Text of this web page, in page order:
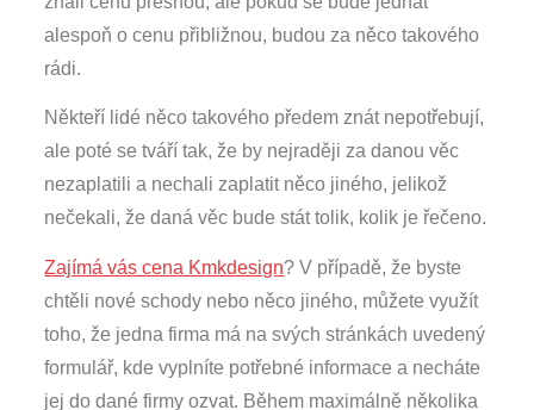
alespoň o cenu přibližnou, budou za něco takového
rádi.
Někteří lidé něco takového předem znát nepotřebují,
ale poté se tváří tak, že by nejraději za danou věc
nezaplatili a nechali zaplatit něco jiného, jelikož
nečekali, že daná věc bude stát tolik, kolik je řečeno.
Zajímá vás cena Kmkdesign? V případě, že byste
chtěli nové schody nebo něco jiného, můžete využít
toho, že jedna firma má na svých stránkách uvedený
formulář, kde vyplníte potřebné informace a necháte
jej do dané firmy ozvat. Během maximálně několika